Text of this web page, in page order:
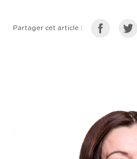
Partager cet article :